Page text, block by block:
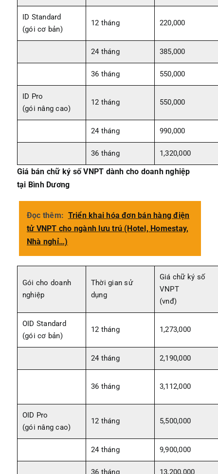
ID Standard
(gói cơ bản)
12 tháng 220,000
24 tháng 385,000
36 tháng 550,000
ID Pro
(gói nâng cao)
12 tháng 550,000
24 tháng 990,000
36 tháng 1,320,000
Giá bán chữ ký số VNPT dành cho doanh nghiệp
tại Bình Dương
Đọc thêm: Triển khai hóa đơn bán hàng điện
tử VNPT cho ngành lưu trú (Hotel, Homestay,
Nhà nghỉ…)
Gói cho doanh
nghiệp
Thời gian sử
dụng
Giá chữ ký số
VNPT
(vnđ)
OID Standard
(gói cơ bản)
12 tháng 1,273,000
24 tháng 2,190,000
36 tháng 3,112,000
OID Pro
(gói nâng cao)
12 tháng 5,500,000
24 tháng 9,900,000
36 tháng 13,200,000